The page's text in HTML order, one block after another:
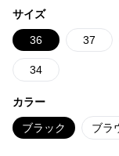
サイズ
36 37
34
カラー
ブラック ブラ